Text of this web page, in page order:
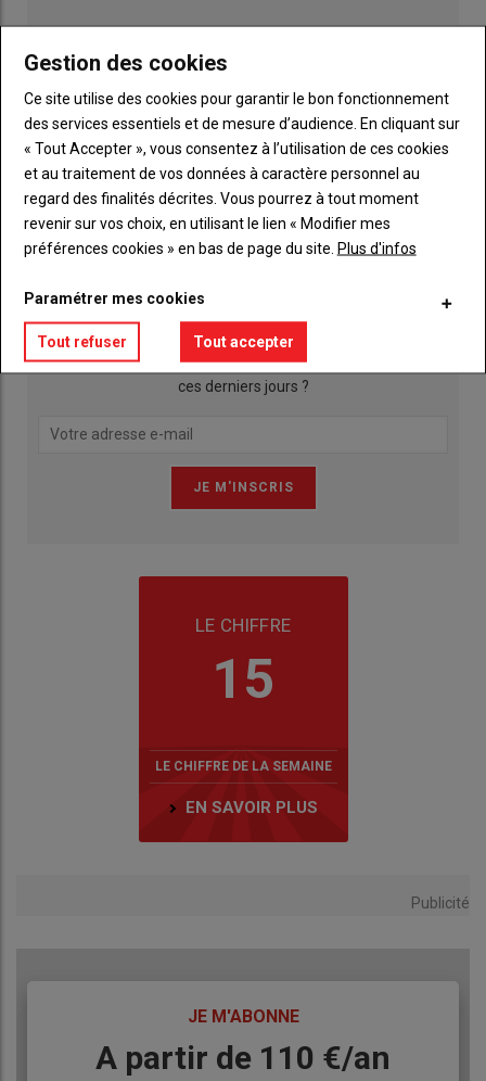
INSCRIPTION NEWSLETTER
Qu’est ce qui a agité les actualités agricoles de la Mayenne
ces derniers jours ?
LE CHIFFRE
15
LE CHIFFRE DE LA SEMAINE
EN SAVOIR PLUS
Publicité
JE M'ABONNE
BodyA partir de 110 €/an
Gestion des cookies
Ce site utilise des cookies pour garantir le bon fonctionnement
des services essentiels et de mesure d’audience. En cliquant sur
« Tout Accepter », vous consentez à l’utilisation de ces cookies
et au traitement de vos données à caractère personnel au
regard des finalités décrites. Vous pourrez à tout moment
revenir sur vos choix, en utilisant le lien « Modifier mes
préférences cookies » en bas de page du site. Plus d'infos
Paramétrer mes cookies
Tout refuser Tout accepter